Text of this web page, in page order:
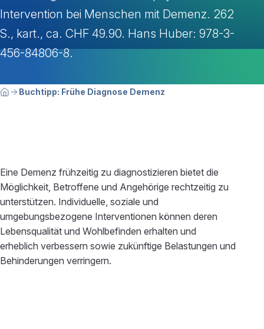
Intervention bei Menschen mit Demenz. 262
S., kart., ca. CHF 49.90. Hans Huber: 978-3-
456-84806-8.
Breadcrumbnavigation
Sie befinden sich hier:
HomeBuchtipp: Frühe Diagnose Demenz
Eine Demenz frühzeitig zu diagnostizieren bietet die
Möglichkeit, Betroffene und Angehörige rechtzeitig zu
unterstützen. Individuelle, soziale und
umgebungsbezogene Interventionen können deren
Lebensqualität und Wohlbefinden erhalten und
erheblich verbessern sowie zukünftige Belastungen und
Behinderungen verringern.